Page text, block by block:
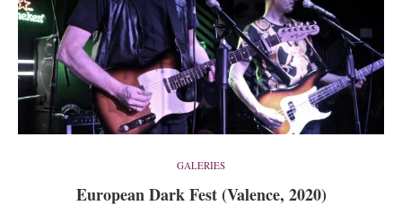
GALERIES
European Dark Fest (Valence, 2020)